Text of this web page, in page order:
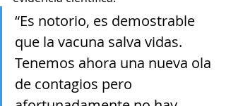
“Es notorio, es demostrable
que la vacuna salva vidas.
Tenemos ahora una nueva ola
de contagios pero